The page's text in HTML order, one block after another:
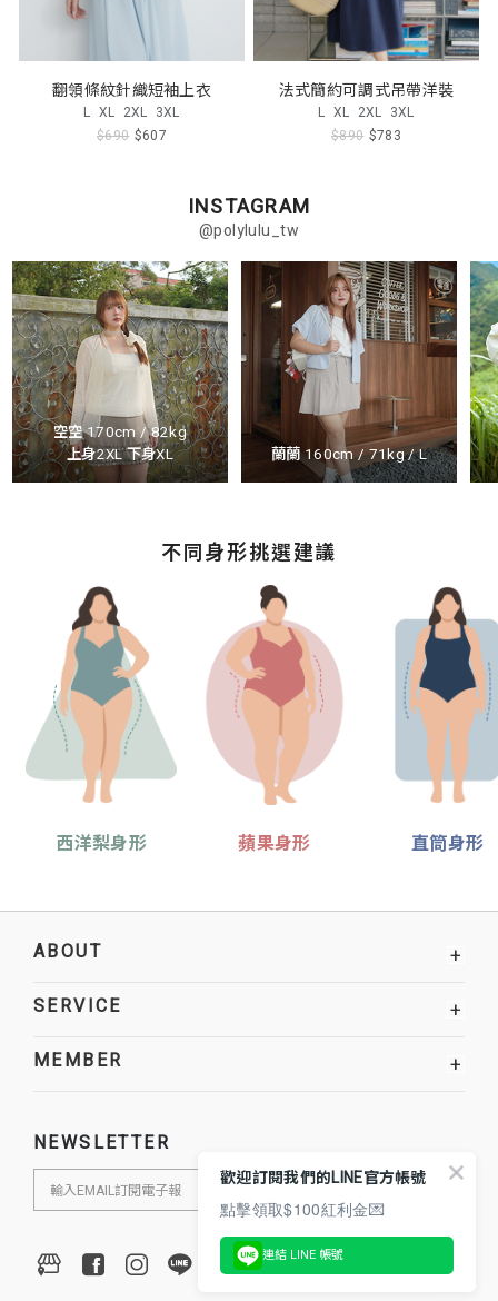
翻領條紋針織短袖上衣
L XL 2XL 3XL
$690 $607
法式簡約可調式吊帶洋裝
L XL 2XL 3XL
$890 $783
INSTAGRAM
@polylulu_tw
空空 170cm / 82kg
上身2XL 下身XL
蘭蘭 160cm / 71kg / L
不同身形挑選建議
西洋梨身形 蘋果身形 直筒身形
ABOUT +
SERVICE +
MEMBER +
NEWSLETTER
歡迎訂閱我們的LINE官方帳號
點擊領取$100紅利金💌
連結 LINE 帳號